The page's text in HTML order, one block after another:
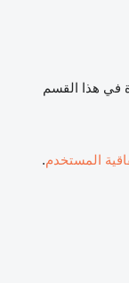
في هذا القسم
المستخدم.